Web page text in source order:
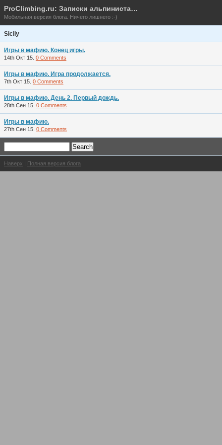
ProClimbing.ru: Записки альпиниста…
Мобильная версия блога. Ничего лишнего :-)
Sicily
Игры в мафию. Конец игры.
14th Окт 15. 0 Comments
Игры в мафию. Игра продолжается.
7th Окт 15. 0 Comments
Игры в мафию. День 2. Первый дождь.
28th Сен 15. 0 Comments
Игры в мафию.
27th Сен 15. 0 Comments
Наверх | Полная версия блога